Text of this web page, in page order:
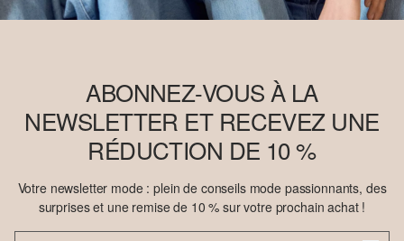
ABONNEZ-VOUS À LA
NEWSLETTER ET RECEVEZ UNE
RÉDUCTION DE 10 %
Votre newsletter mode : plein de conseils mode passionnants, des
surprises et une remise de 10 % sur votre prochain achat !